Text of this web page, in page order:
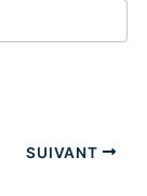
SUIVANT